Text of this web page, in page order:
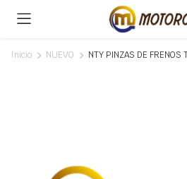
Inicio NUEVO NTY PINZAS DE